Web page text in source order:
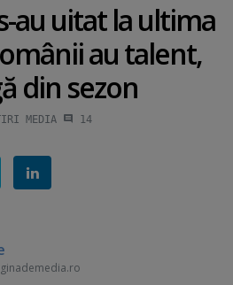
au uitat la ultima
au talent,
din sezon
MEDIA 14